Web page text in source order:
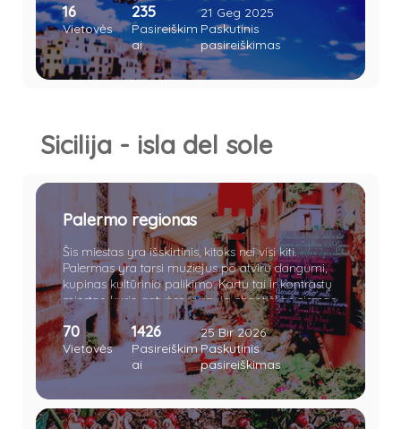
16
Vietovės
235
Pasireiškim
ai
21 Geg 2025
Paskutinis
pasireiškimas
Sicilija - isla del sole
Palermo regionas
Šis miestas yra išskirtinis, kitoks nei visi kiti.
Palermas yra tarsi muziejus po atviru dangumi,
kupinas kultūrinio palikimo. Kartu tai ir kontrastų
miestas, kurio gatvėse vyrauja chaotiškas eismas.
Palermo turgeliai vilioja įvairiausiomis gėrybėmis,
o gatvės, nors ir nuolat kupinos triukšmo ir eismo
dalyvių, taip pat stebina didingais istoriniais
pastatais. Naktimis čia užverda tikrasis
gyvenimas - jaunimas šturmuoja gatves, klubus
ar kavines. Ne gana to, miestas saugo ir daugelį
paslapčių, viena iš jų - stambiosios mafijos
70
Vietovės
1426
Pasireiškim
ai
25 Bir 2026
Paskutinis
pasireiškimas